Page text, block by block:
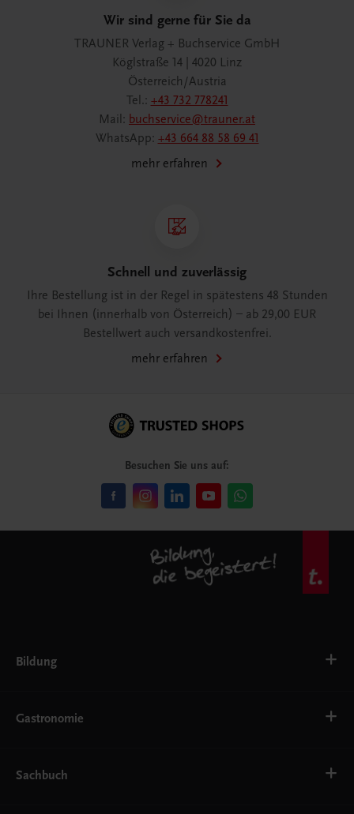
Wir sind gerne für Sie da
TRAUNER Verlag + Buchservice GmbH
Köglstraße 14 | 4020 Linz
Österreich/Austria
Tel.: +43 732 778241
Mail: buchservice@trauner.at
WhatsApp: +43 664 88 58 69 41
mehr erfahren
Schnell und zuverlässig
Ihre Bestellung ist in der Regel in spätestens 48 Stunden
bei Ihnen (innerhalb von Österreich) – ab 29,00 EUR
Bestellwert auch versandkostenfrei.
mehr erfahren
Besuchen Sie uns auf:
Bildung
AHS
EWF/ZWF
FW
Gastronomie
Getränke
Sachbuch